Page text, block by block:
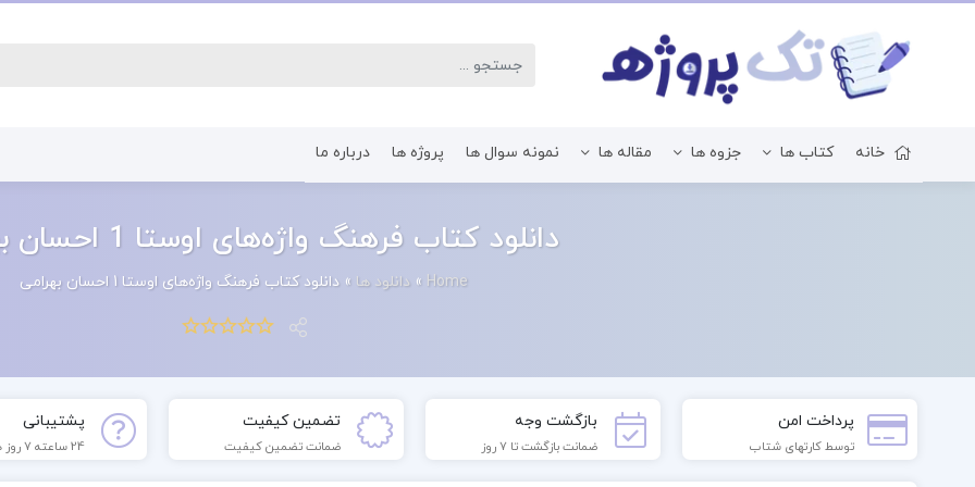
خانه کتاب ها
زبان و ادبیات فارسی کتاب رشته اقتصاد کتاب رشته
جزوه ها مقاله ها نمونه سوال ها پروژه ها درباره ما
دانلود کتاب فرهنگ واژه‌های اوستا 1 احسان بهرامی
Home
» دانلود ها » دانلود کتاب فرهنگ واژه‌های اوستا 1 احسان بهرامی
پرداخت امن
توسط کارتهای شتاب
بازگشت وجه
ضمانت بازگشت تا 7 روز
تضمین کیفیت
ضمانت تضمین کیفیت
پشتیبانی
24 ساعته 7 روز هفته